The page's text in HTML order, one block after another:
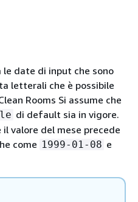
date di input che sono
letterali che è possibile
Rooms Si assume che
di default sia in vigore.
valore del mese precede
come 1999-01-08 e